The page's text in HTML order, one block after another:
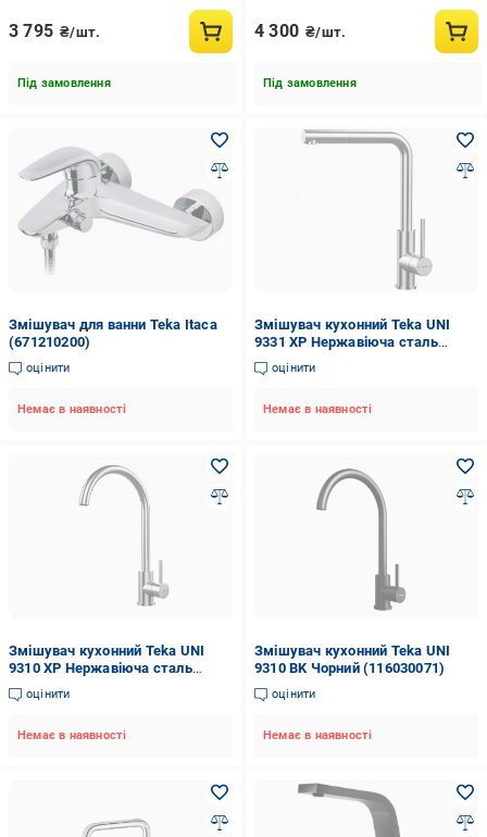
3 795 ₴/шт.
Під замовлення
4 300 ₴/шт.
Під замовлення
Змішувач для ванни Teka Itaca
(671210200)
оцінити
Немає в наявності
Змішувач кухонний Teka UNI
9331 XP Нержавіюча сталь
(116020022)
оцінити
Немає в наявності
Змішувач кухонний Teka UNI
9310 XP Нержавіюча сталь
(116030070)
оцінити
Немає в наявності
Змішувач кухонний Teka UNI
9310 BK Чорний (116030071)
оцінити
Немає в наявності